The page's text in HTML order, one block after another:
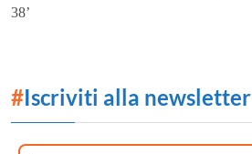
38’
#Iscriviti alla newsletter